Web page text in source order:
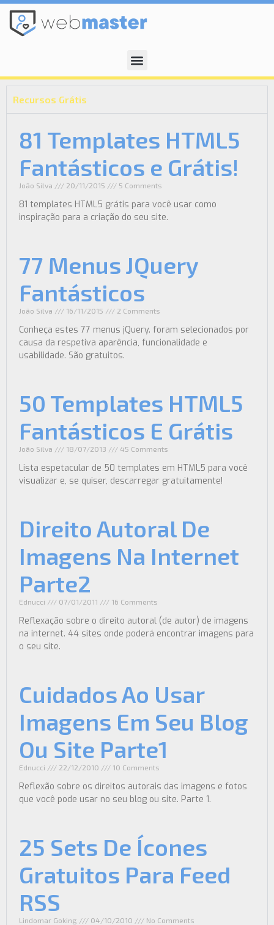
Recursos Grátis
81 Templates HTML5
Fantásticos e Grátis!
João Silva 20/11/2015 5 Comments
81 templates HTML5 grátis para você usar como
inspiração para a criação do seu site.
77 Menus JQuery
Fantásticos
João Silva 16/11/2015 2 Comments
Conheça estes 77 menus jQuery. foram selecionados por
causa da respetiva aparência, funcionalidade e
usabilidade. São gratuitos.
50 Templates HTML5
Fantásticos E Grátis
João Silva 18/07/2013 45 Comments
Lista espetacular de 50 templates em HTML5 para você
visualizar e, se quiser, descarregar gratuitamente!
Direito Autoral De
Imagens Na Internet
Parte2
Ednucci 07/01/2011 16 Comments
Reflexação sobre o direito autoral (de autor) de imagens
na internet. 44 sites onde poderá encontrar imagens para
o seu site.
Cuidados Ao Usar
Imagens Em Seu Blog
Ou Site Parte1
Ednucci 22/12/2010 10 Comments
Reflexão sobre os direitos autorais das imagens e fotos
que você pode usar no seu blog ou site. Parte 1.
25 Sets De Ícones
Gratuitos Para Feed
RSS
Lindomar Goking 04/10/2010 No Comments